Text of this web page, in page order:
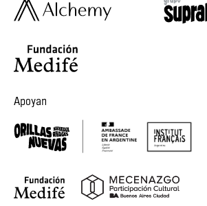
Apoyan